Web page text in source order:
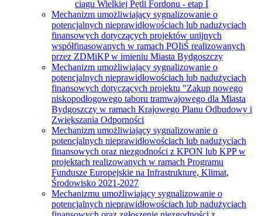
ciągu Wielkiej Pętli Fordonu - etap I
Mechanizm umożliwiający sygnalizowanie o
potencjalnych nieprawidłowościach lub nadużyciach
finansowych dotyczących projektów unijnych
współfinasowanych w ramach POIiŚ realizowanych
przez ZDMiKP w imieniu Miasta Bydgoszczy
Mechanizm umożliwiający sygnalizowanie o
potencjalnych nieprawidłowościach lub nadużyciach
finansowych dotyczących projektu "Zakup nowego
niskopodłogowego taboru tramwajowego dla Miasta
Bydgoszczy w ramach Krajowego Planu Odbudowy i
Zwiększania Odporności
Mechanizm umożliwiający sygnalizowanie o
potencjalnych nieprawidłowościach lub nadużyciach
finansowych oraz niezgodności z KPON lub KPP w
projektach realizowanych w ramach Programu
Fundusze Europejskie na Infrastrukturę, Klimat,
Środowisko 2021-2027
Mechanizmu umożliwiający sygnalizowanie o
potencjalnych nieprawidłowościach lub nadużyciach